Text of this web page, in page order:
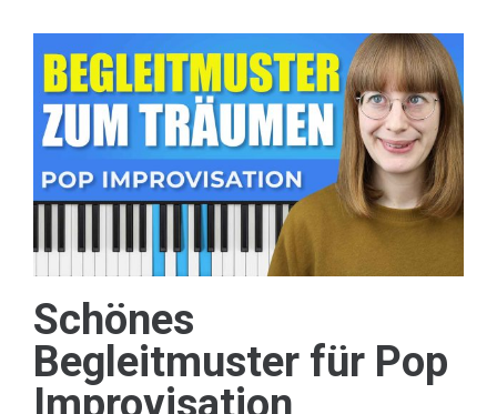
Schönes
Begleitmuster für Pop
Improvisation